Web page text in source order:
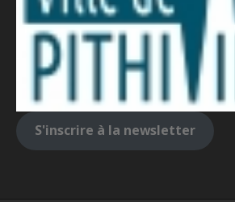
S'inscrire à la newsletter